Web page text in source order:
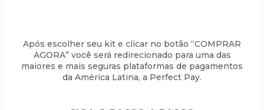
Após escolher seu kit e clicar no botão “COMPRAR
AGORA” você será redirecionado para uma das
maiores e mais seguras plataformas de pagamentos
da América Latina, a Perfect Pay.